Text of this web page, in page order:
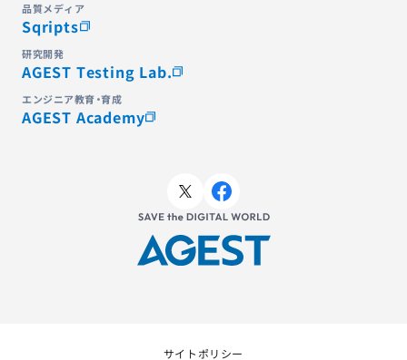
品質メディア
Sqripts
研究開発
AGEST Testing Lab.
エンジニア教育・育成
AGEST Academy
サイトポリシー